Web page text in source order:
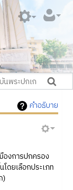
คำอธิบาย
องการปกครอง
ดยเลือกประเภท
)